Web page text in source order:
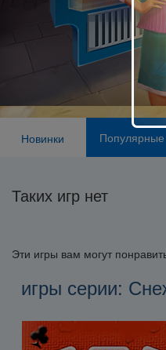
Новинки Популярные
Таких игр нет
Эти игры вам могут
игры серии: